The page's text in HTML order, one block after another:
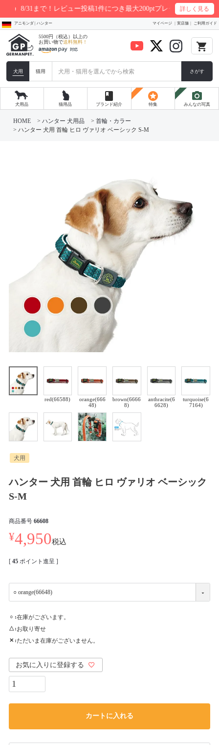
ビュー投稿1件につき最大200ptプレゼント 詳しく見る
アニモンダ | ハンター マイページ 実店舗 ご利用ガイド
5500円（税込）以上の
お買い物で送料無料！ local_grocery_store
犬用 猫用 さがす
犬用品 猫用品
book
ブランド紹介
stars
特集
photo_camera
みんなの写真
HOME ハンター 犬用品
首輪・カラー
ハンター 犬用 首輪 ヒロ ヴァリオ ベーシック S-M
red(66588)
orange(666
48)
brown(6666
8)
anthracite(6
6628)
turquoise(6
7164)
犬用
ハンター 犬用 首輪 ヒロ ヴァリオ ベーシック
S-M
商品番号 66608
¥4,950税込
[ 45 ポイント進呈 ]
○ 在庫がございます。
△ お取り寄せ
✕ ただいま在庫がございません。
お気に入りに登録する
カートに入れる